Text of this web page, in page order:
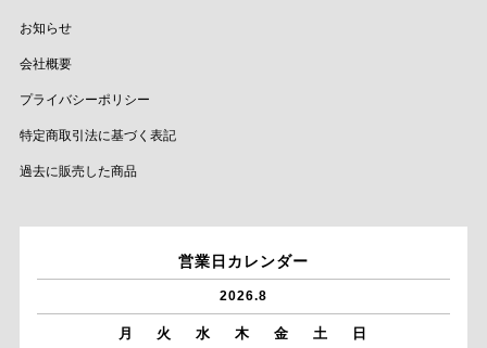
お知らせ
会社概要
プライバシーポリシー
特定商取引法に基づく表記
過去に販売した商品
営業日カレンダー
2026.8
月 火 水 木 金 土 日